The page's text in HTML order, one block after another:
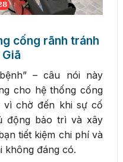
cống rãnh tránh
– câu nói này
cho hệ thống cống
vì chờ đến khi sự cố
động bảo trì và xây
tiết kiệm chi phí và
không đáng có.